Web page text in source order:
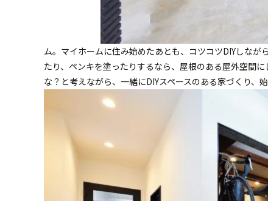
ム。マイホームに住み始めたあとも、コツコツDIYしな
たり、ペンキを塗ったりするなら、屋根のある屋外空間
な？と考えながら、一緒にDIYスペースのある家づくり、